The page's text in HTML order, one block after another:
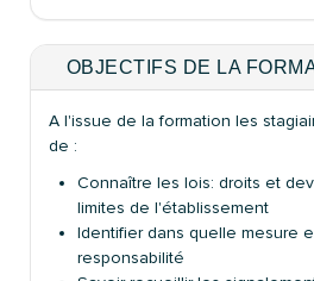
OBJECTIFS DE LA
A l'issue de la formation les
de :
Connaître les lois: droits et
limites de l'établissement
Identifier dans quelle mesure
responsabilité